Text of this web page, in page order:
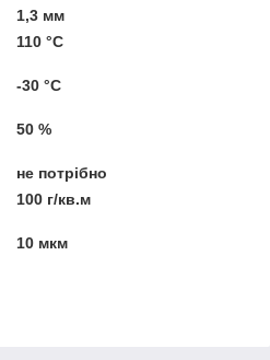
1,3 мм
110 °С
-30 °С
50 %
не потрібно
100 г/кв.м
10 мкм